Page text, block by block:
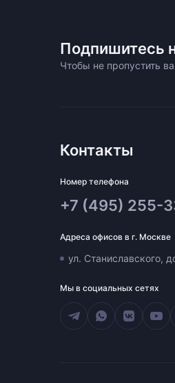
Подпишитесь
Чтобы не пропустить
Контакты
Номер телефона
+7 (495) 255-
Адреса офисов в г. Москве
ул. Станиславского,
Мы в социальных сетях